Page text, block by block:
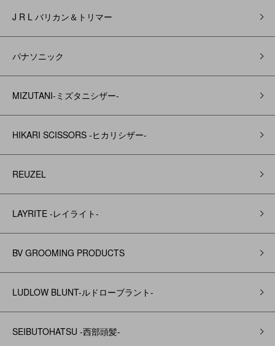
J R L バリカン＆トリマー
パナソニック
MIZUTANI-ミズタニシザー-
HIKARI SCISSORS -ヒカリシザー-
REUZEL
LAYRITE -レイライト-
BV GROOMING PRODUCTS
LUDLOW BLUNT-ルドローブラント-
SEIBUTOHATSU -西部頭髪‐